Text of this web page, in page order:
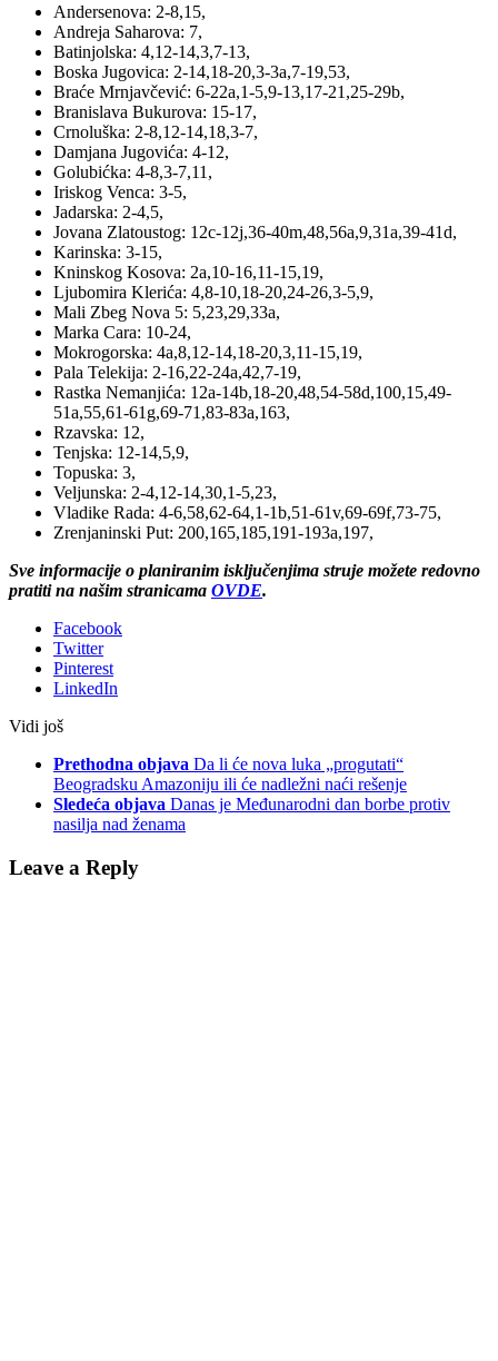
Andersenova: 2-8,15,
Andreja Saharova: 7,
Batinjolska: 4,12-14,3,7-13,
Boska Jugovica: 2-14,18-20,3-3a,7-19,53,
Braće Mrnjavčević: 6-22a,1-5,9-13,17-21,25-29b,
Branislava Bukurova: 15-17,
Crnoluška: 2-8,12-14,18,3-7,
Damjana Jugovića: 4-12,
Golubićka: 4-8,3-7,11,
Iriskog Venca: 3-5,
Jadarska: 2-4,5,
Jovana Zlatoustog: 12c-12j,36-40m,48,56a,9,31a,39-41d,
Karinska: 3-15,
Kninskog Kosova: 2a,10-16,11-15,19,
Ljubomira Klerića: 4,8-10,18-20,24-26,3-5,9,
Mali Zbeg Nova 5: 5,23,29,33a,
Marka Cara: 10-24,
Mokrogorska: 4a,8,12-14,18-20,3,11-15,19,
Pala Telekija: 2-16,22-24a,42,7-19,
Rastka Nemanjića: 12a-14b,18-20,48,54-58d,100,15,49-
51a,55,61-61g,69-71,83-83a,163,
Rzavska: 12,
Tenjska: 12-14,5,9,
Topuska: 3,
Veljunska: 2-4,12-14,30,1-5,23,
Vladike Rada: 4-6,58,62-64,1-1b,51-61v,69-69f,73-75,
Zrenjaninski Put: 200,165,185,191-193a,197,
Sve informacije o planiranim isključenjima struje možete redovno
pratiti na našim stranicama OVDE.
Facebook
Twitter
Pinterest
LinkedIn
Vidi još
Prethodna objava Da li će nova luka „progutati“
Beogradsku Amazoniju ili će nadležni naći rešenje
Sledeća objava Danas je Međunarodni dan borbe protiv
nasilja nad ženama
Leave a Reply